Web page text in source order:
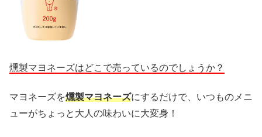
燻製マヨネーズはどこで売っているのでしょうか？
マヨネーズを燻製マヨネーズにするだけで、いつものメニ
ューがちょっと大人の味わいに大変身！